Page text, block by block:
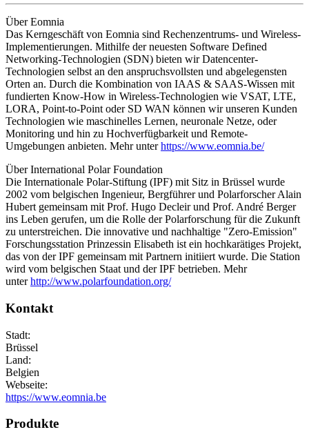
Über Eomnia
Das Kerngeschäft von Eomnia sind Rechenzentrums- und Wireless-
Implementierungen. Mithilfe der neuesten Software Defined
Networking-Technologien (SDN) bieten wir Datencenter-
Technologien selbst an den anspruchsvollsten und abgelegensten
Orten an. Durch die Kombination von IAAS & SAAS-Wissen mit
fundierten Know-How in Wireless-Technologien wie VSAT, LTE,
LORA, Point-to-Point oder SD WAN können wir unseren Kunden
Technologien wie maschinelles Lernen, neuronale Netze, oder
Monitoring und hin zu Hochverfügbarkeit und Remote-
Umgebungen anbieten. Mehr unterhttps://www.eomnia.be/
Über International Polar Foundation
Die Internationale Polar-Stiftung (IPF) mit Sitz in Brüssel wurde
2002 vom belgischen Ingenieur, Bergführer und Polarforscher Alain
Hubert gemeinsam mit Prof. Hugo Decleir und Prof. André Berger
ins Leben gerufen, um die Rolle der Polarforschung für die Zukunft
zu unterstreichen. Die innovative und nachhaltige "Zero-Emission"
Forschungsstation Prinzessin Elisabeth ist ein hochkarätiges Projekt,
das von der IPF gemeinsam mit Partnern initiiert wurde. Die Station
wird vom belgischen Staat und der IPF betrieben. Mehr
unterhttp://www.polarfoundation.org/
Kontakt
Stadt:
Brüssel
Land:
Belgien
Webseite:
https://www.eomnia.be
Produkte